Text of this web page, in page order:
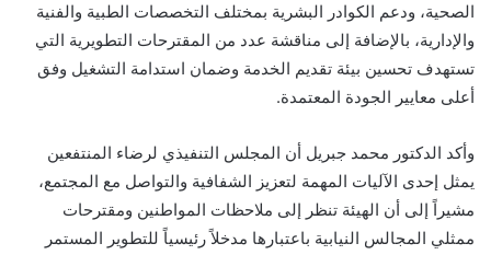
الصحية، ودعم الكوادر البشرية بمختلف التخصصات الطبية والفنية
والإدارية، بالإضافة إلى مناقشة عدد من المقترحات التطويرية التي
تستهدف تحسين بيئة تقديم الخدمة وضمان استدامة التشغيل وفق
أعلى معايير الجودة المعتمدة.
وأكد الدكتور محمد جبريل أن المجلس التنفيذي لرضاء المنتفعين
يمثل إحدى الآليات المهمة لتعزيز الشفافية والتواصل مع المجتمع،
مشيراً إلى أن الهيئة تنظر إلى ملاحظات المواطنين ومقترحات
ممثلي المجالس النيابية باعتبارها مدخلاً رئيسياً للتطوير المستمر